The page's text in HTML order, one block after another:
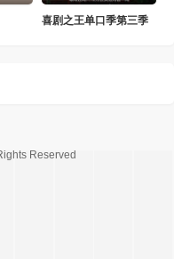
20260801纯享版
喜剧之王单口季第三季
Reserved